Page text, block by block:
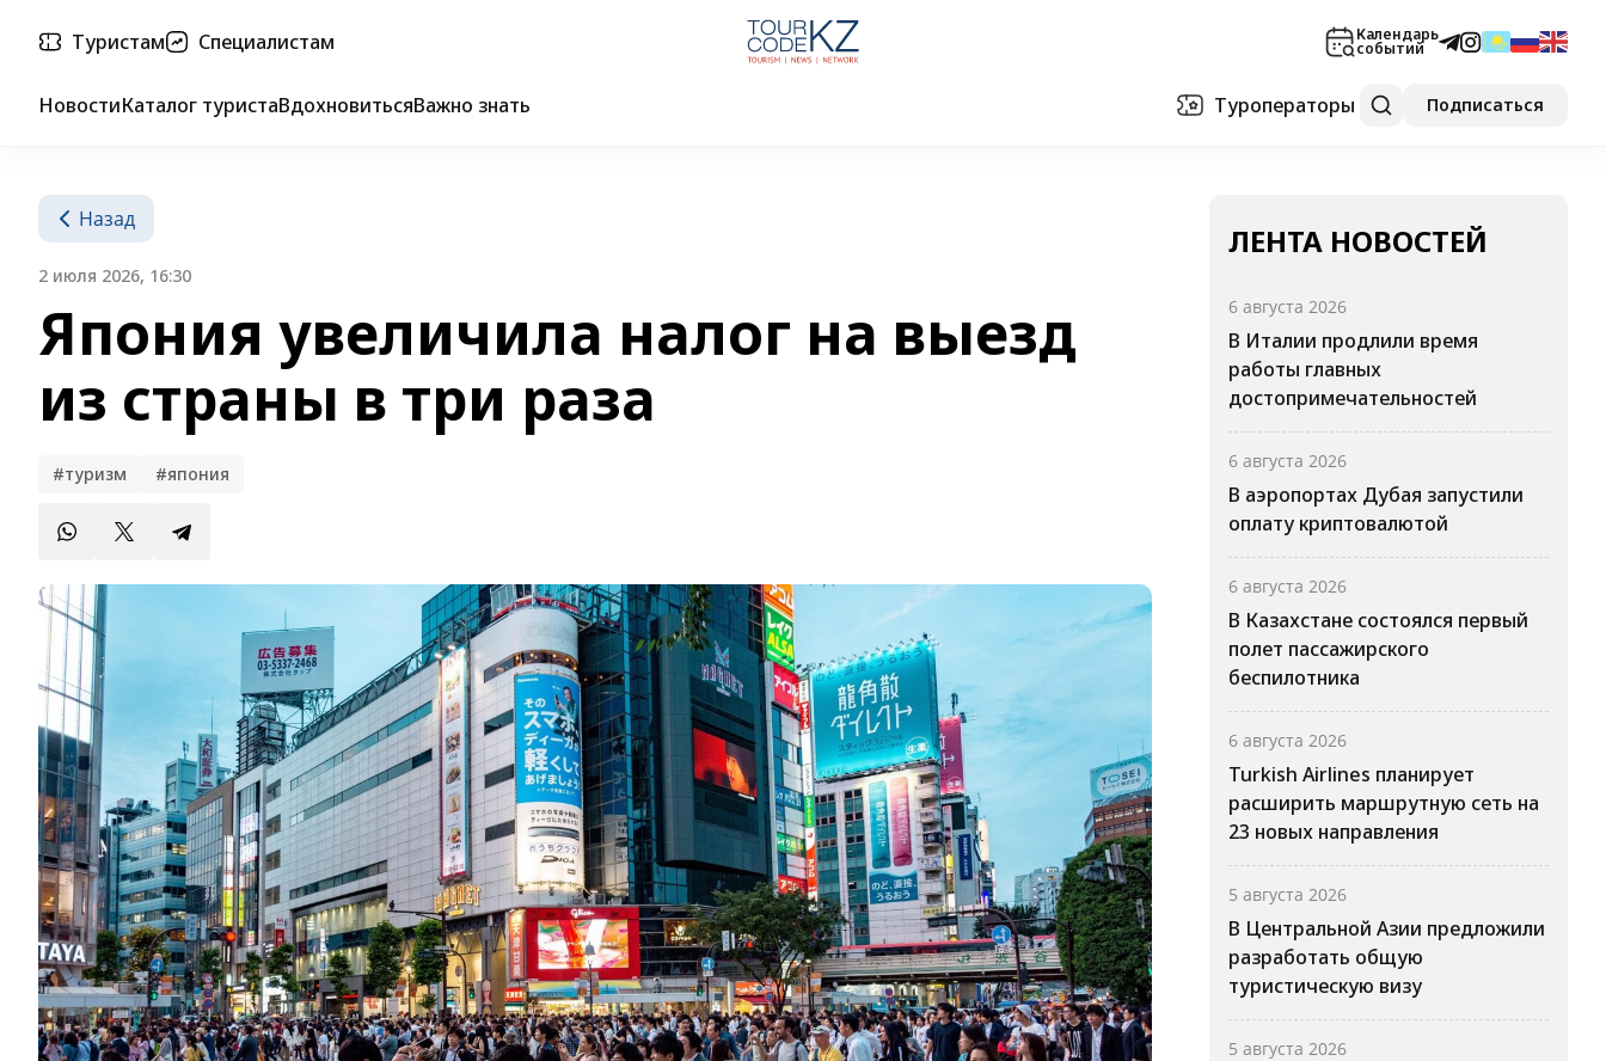
Туристам Специалистам Календарь
событий
НовостиКаталог туристаВдохновитьсяВажно знать Туроператоры Подписаться
Назад
2 июля 2026, 16:30
Япония увеличила налог на выезд
из страны в три раза
#туризм #япония
ЛЕНТА НОВОСТЕЙ
6 августа 2026
В Италии продлили время
работы главных
достопримечательностей
6 августа 2026
В аэропортах Дубая запустили
оплату криптовалютой
6 августа 2026
В Казахстане состоялся первый
полет пассажирского
беспилотника
6 августа 2026
Turkish Airlines планирует
расширить маршрутную сеть на
23 новых направления
5 августа 2026
В Центральной Азии предложили
разработать общую
туристическую визу
5 августа 2026